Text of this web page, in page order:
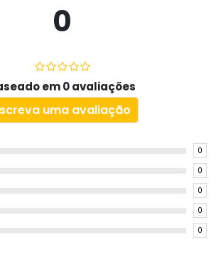
0
em 0 avaliações
uma avaliação
0
0
0
0
0